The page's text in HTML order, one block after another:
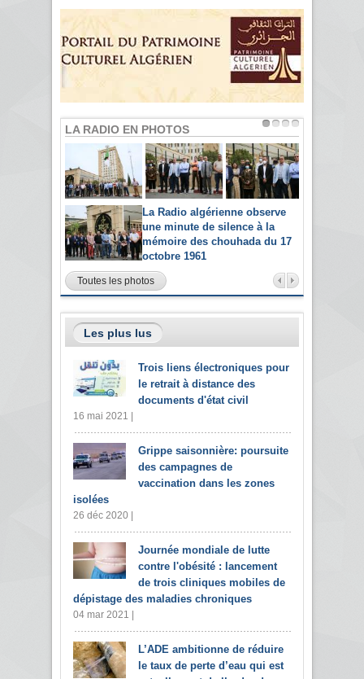
LA RADIO EN PHOTOS
La Radio algérienne observe
une minute de silence à la
mémoire des chouhada du 17
octobre 1961
Toutes les photos
Les plus lus
Trois liens électroniques pour
le retrait à distance des
documents d'état civil
16 mai 2021 |
Grippe saisonnière: poursuite
des campagnes de
vaccination dans les zones
isolées
26 déc 2020 |
Journée mondiale de lutte
contre l'obésité : lancement
de trois cliniques mobiles de
dépistage des maladies chroniques
04 mar 2021 |
L’ADE ambitionne de réduire
le taux de perte d’eau qui est